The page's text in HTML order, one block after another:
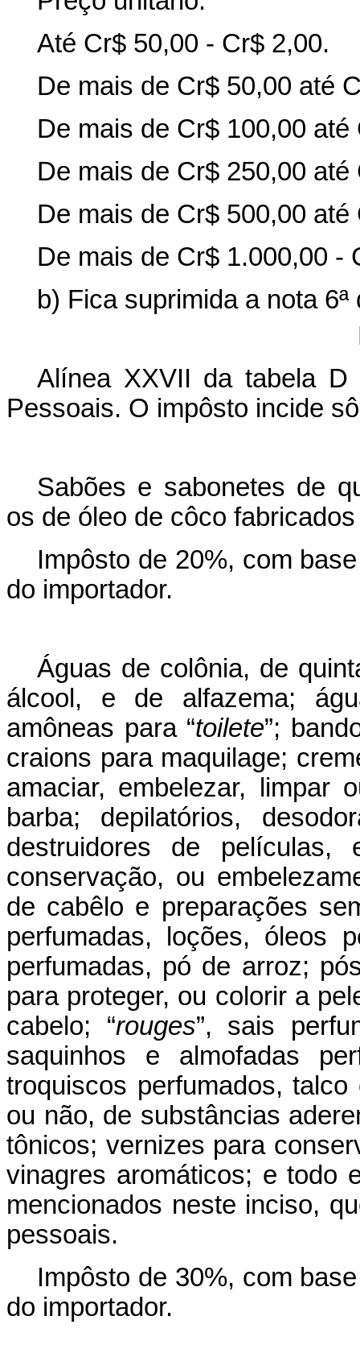
Até Cr$ 50,00 - Cr$ 2,00.
De mais de Cr$ 50,00 até
De mais de Cr$ 100,00
De mais de Cr$ 250,00
De mais de Cr$ 500,00
De mais de Cr$ 1.000,00 -
b) Fica suprimida a nota
Alínea XXVII da tabela
Pessoais. O impôsto incide
Sabões e sabonetes de
os de óleo de côco
Impôsto de 20%, com
do importador.
Águas de colônia, de
álcool, e de alfazema;
amôneas para “toilete”;
craions para maquilage;
amaciar, embelezar, limpar
barba; depilatórios,
destruidores de películas,
conservação, ou
de cabêlo e preparações
perfumadas, loções, óleos
perfumadas, pó de arroz;
para proteger, ou colorir a
cabelo; “rouges”, sais
saquinhos e almofadas
troquiscos perfumados,
ou não, de substâncias
tônicos; vernizes para
vinagres aromáticos; e todo
mencionados neste inciso,
pessoais.
Impôsto de 30%, com
do importador.